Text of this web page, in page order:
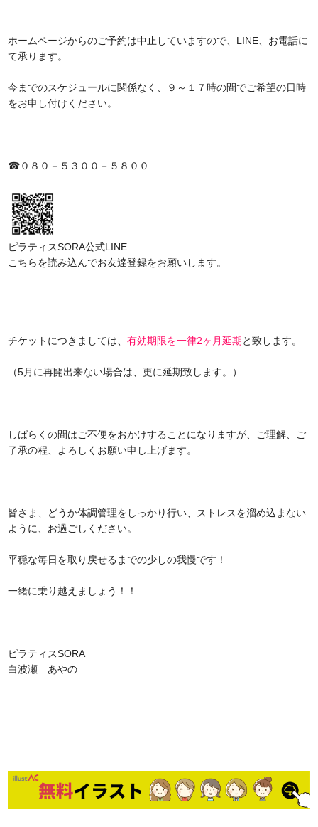
ホームページからのご予約は中止していますので、LINE、お電話に
て承ります。
今までのスケジュールに関係なく、９～１７時の間でご希望の日時
をお申し付けください。
☎０８０－５３００－５８００
ピラティスSORA公式LINE
こちらを読み込んでお友達登録をお願いします。
チケットにつきましては、有効期限を一律2ヶ月延期と致します。
（5月に再開出来ない場合は、更に延期致します。）
しばらくの間はご不便をおかけすることになりますが、ご理解、ご
了承の程、よろしくお願い申し上げます。
皆さま、どうか体調管理をしっかり行い、ストレスを溜め込まない
ように、お過ごしください。
平穏な毎日を取り戻せるまでの少しの我慢です！
一緒に乗り越えましょう！！
ピラティスSORA
白波瀬 あやの